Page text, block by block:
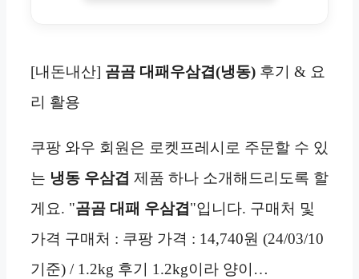
[내돈내산] 곰곰 대패우삼겹(냉동) 후기 & 요
리 활용
쿠팡 와우 회원은 로켓프레시로 주문할 수 있
는 냉동 우삼겹 제품 하나 소개해드리도록 할
게요. "곰곰 대패 우삼겹"입니다. 구매처 및
가격 구매처 : 쿠팡 가격 : 14,740원 (24/03/10
기준) / 1.2kg 후기 1.2kg이라 양이…